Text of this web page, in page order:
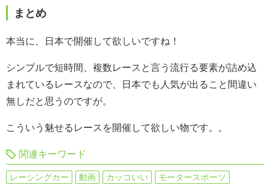
まとめ
本当に、日本で開催して欲しいですね！
シンプルで短時間、複数レースと言う流行る要素が詰め込
まれているレースなので、日本でも人気が出ること間違い
無しだと思うのですが。
こういう魅せるレースを開催して欲しい物です。。
関連キーワード
レーシングカー 動画 カッコいい モータースポーツ